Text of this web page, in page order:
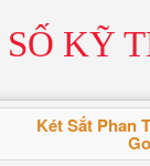
KỸ
Két Sắt Phan